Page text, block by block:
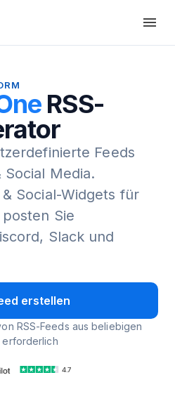
RSS-
Feeds
Media.
Social-Widgets für
Sie
Slack und
erstellen
RSS-Feeds aus beliebigen
erforderlich
4.7